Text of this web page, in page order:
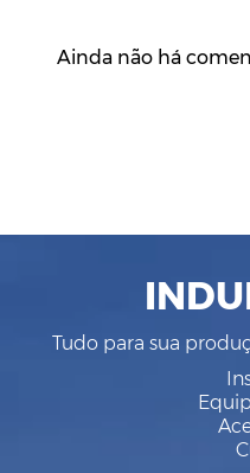
Ainda não há
Tudo para sua